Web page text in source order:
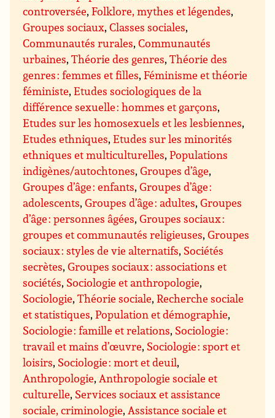
controversée,Folklore, mythes et légendes,
Groupes sociaux,Classes sociales,
Communautés rurales,Communautés
urbaines,Théorie des genres,Théorie des
genres : femmes et filles,Féminisme et théorie
féministe,Etudes sociologiques de la
différence sexuelle : hommes et garçons,
Etudes sur les homosexuels et les lesbiennes,
Etudes ethniques,Etudes sur les minorités
ethniques et multiculturelles,Populations
indigènes/autochtones,Groupes d’âge,
Groupes d’âge : enfants,Groupes d’âge :
adolescents,Groupes d’âge : adultes,Groupes
d’âge : personnes âgées,Groupes sociaux :
groupes et communautés religieuses,Groupes
sociaux : styles de vie alternatifs, Sociétés
secrètes,Groupes sociaux : associations et
sociétés, Sociologie et anthropologie,
Sociologie,Théorie sociale,Recherche sociale
et statistiques,Population et démographie,
Sociologie : famille et relations, Sociologie :
travail et mains d’œuvre, Sociologie : sport et
loisirs, Sociologie : mort et deuil,
Anthropologie,Anthropologie sociale et
culturelle, Services sociaux et assistance
sociale, criminologie,Assistance sociale et